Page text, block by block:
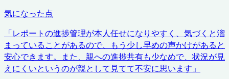
気になった点
「レポートの進捗管理が本人任せになりやすく、気づくと溜
まっていることがあるので、もう少し早めの声かけがあると
安心できます。また、親への進捗共有も少なめで、状況が見
えにくいというのが親として見てて不安に思います 」